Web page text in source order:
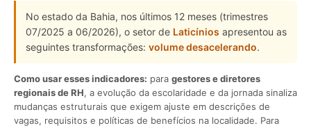
No estado da Bahia, nos últimos 12 meses (trimestres
07/2025 a 06/2026), o setor de Laticínios apresentou as
seguintes transformações: volume desacelerando.
Como usar esses indicadores: para gestores e diretores
regionais de RH, a evolução da escolaridade e da jornada sinaliza
mudanças estruturais que exigem ajuste em descrições de
vagas, requisitos e políticas de benefícios na localidade. Para